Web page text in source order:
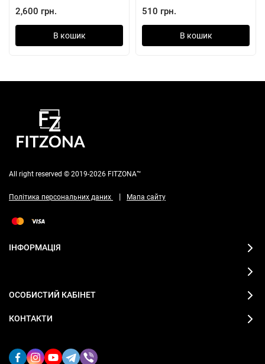
2,600 грн.
В кошик
510 грн.
В кошик
All right reserved © 2019-2026 FITZONA™
Політика персональних даних | Мапа сайту
ІНФОРМАЦІЯ
ОСОБИСТИЙ КАБІНЕТ
КОНТАКТИ